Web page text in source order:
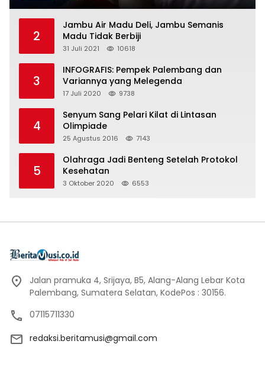
2
Jambu Air Madu Deli, Jambu Semanis
Madu Tidak Berbiji
31 Juli 2021 10618
3
INFOGRAFIS: Pempek Palembang dan
Variannya yang Melegenda
17 Juli 2020 9738
4
Senyum Sang Pelari Kilat di Lintasan
Olimpiade
25 Agustus 2016 7143
5
Olahraga Jadi Benteng Setelah Protokol
Kesehatan
3 Oktober 2020 6553
Jalan pramuka 4, Srijaya, B5, Alang-Alang Lebar Kota
Palembang, Sumatera Selatan, KodePos : 30156.
07115711330
redaksi.beritamusi@gmail.com